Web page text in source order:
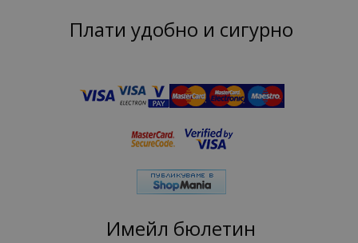
Плати удобно и сигурно
Имейл бюлетин